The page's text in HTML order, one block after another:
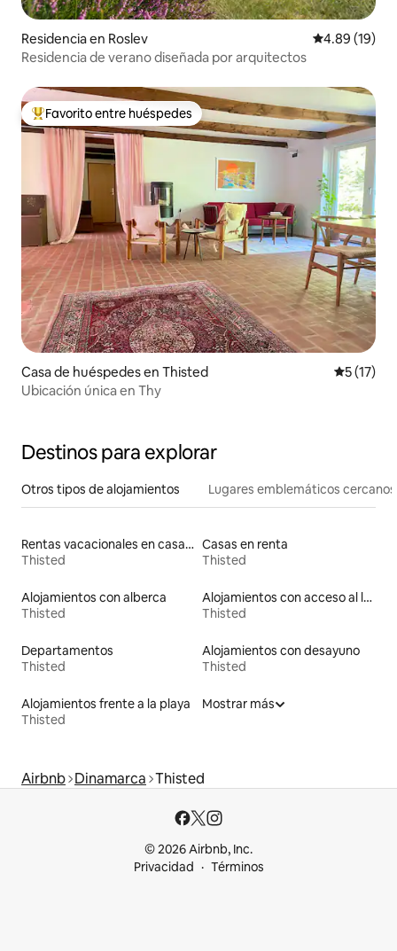
Residencia en Roslev Calificación
4.89 (19)
Residencia de verano diseñada por arquitectos
De los mejores en Favorito entre huéspedes
Favorito entre huéspedes
Casa de huéspedes en Thisted
5 (17)
Ubicación única en Thy
Destinos para explorar
Otros tipos de alojamientos Lugares emblemáticos cercanos
Rentas vacacionales en casas de huéspedes
Thisted
Casas en renta
Thisted
Alojamientos con alberca
Thisted
Alojamientos con acceso al lago
Thisted
Departamentos
Thisted
Alojamientos con desayuno
Thisted
Alojamientos frente a la playa
Thisted
Mostrar más
Airbnb Dinamarca Thisted
© 2026 Airbnb, Inc.
Privacidad
Términos